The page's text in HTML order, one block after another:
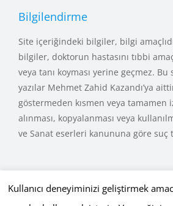
Bilgilendirme
Site içeriğindeki bilgiler, bilgi
bilgiler, doktorun hastasını tıbbi
veya tanı koyması yerine geçmez.
yazılar Mehmet Zahid Kazandı’ya
göstermeden kısmen veya tamamen
alınması, kopyalanması veya
ve Sanat eserleri kanununa göre suç
Kullanıcı deneyiminizi geliştirmek